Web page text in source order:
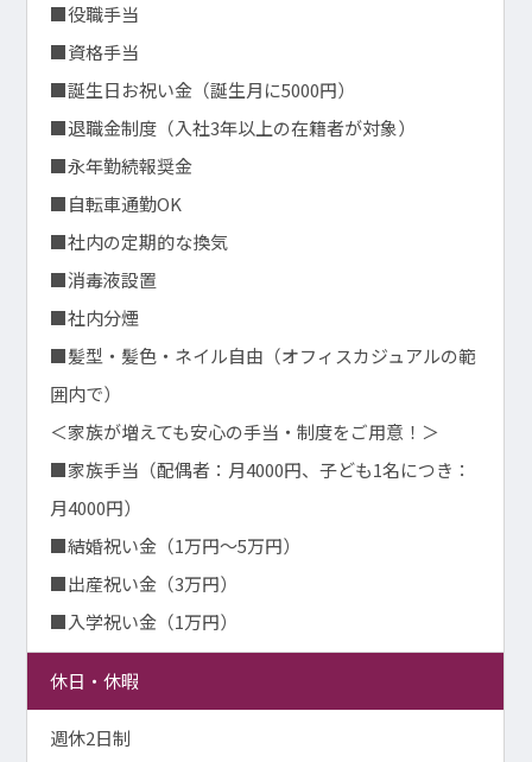
■役職手当
■資格手当
■誕生日お祝い金（誕生月に5000円）
■退職金制度（入社3年以上の在籍者が対象）
■永年勤続報奨金
■自転車通勤OK
■社内の定期的な換気
■消毒液設置
■社内分煙
■髪型・髪色・ネイル自由（オフィスカジュアルの範
囲内で）
＜家族が増えても安心の手当・制度をご用意！＞
■家族手当（配偶者：月4000円、子ども1名につき：
月4000円）
■結婚祝い金（1万円～5万円）
■出産祝い金（3万円）
■入学祝い金（1万円）
休日・休暇
週休2日制